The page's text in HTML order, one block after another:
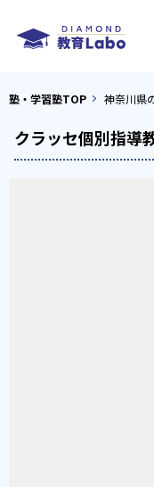
塾・学習塾TOP 神奈川県
クラッセ個別指導